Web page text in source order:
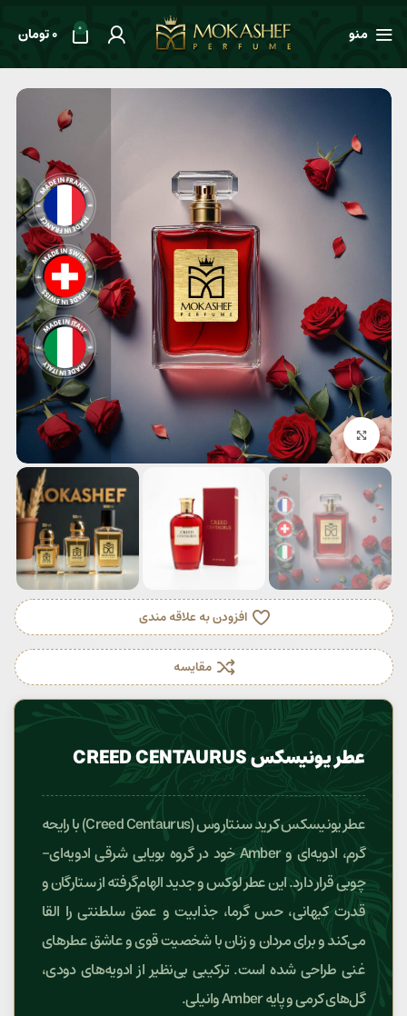
منو 0
0تومان
بزرگنمایی تصویر
افزودن به علاقه مندی
مقایسه
عطر یونیسکس CREED CENTAURUS
عطر یونیسکس کرید سنتاروس (Creed Centaurus) با رایحه
گرم، ادویه‌ای و Amber خود در گروه بویایی شرقی ادویه‌ای-
چوبی قرار دارد. این عطر لوکس و جدید الهام‌گرفته از ستارگان و
قدرت کیهانی، حس گرما، جذابیت و عمق سلطنتی را القا
می‌کند و برای مردان و زنان با شخصیت قوی و عاشق عطرهای
غنی طراحی شده است. ترکیبی بی‌نظیر از ادویه‌های دودی،
گل‌های کرمی و پایه Amber وانیلی.